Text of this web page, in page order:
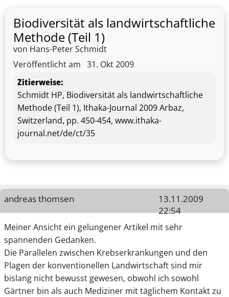
Biodiversität als landwirtschaftliche
Methode (Teil 1)
von Hans-Peter Schmidt
Veröffentlicht am 31. Okt 2009
Zitierweise:
Schmidt HP, Biodiversität als landwirtschaftliche
Methode (Teil 1), Ithaka-Journal 2009 Arbaz,
Switzerland, pp. 450-454, www.ithaka-
journal.net/de/ct/35
andreas thomsen
13.11.2009
22:54
Meiner Ansicht ein gelungener Artikel mit sehr
spannenden Gedanken.
Die Parallelen zwischen Krebserkrankungen und den
Plagen der konventionellen Landwirtschaft sind mir
bislang nicht bewusst gewesen, obwohl ich sowohl
Gärtner bin als auch Mediziner mit täglichem Kontakt zu